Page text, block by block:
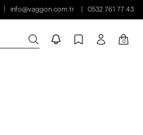
info@vaggon.com.tr 0532 761 77 43
0